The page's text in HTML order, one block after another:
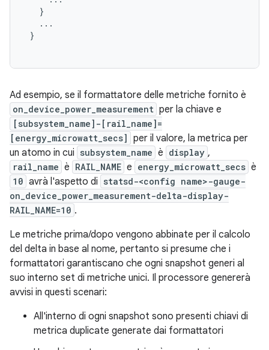
   }
   ...
}
Ad esempio, se il formattatore delle metriche fornito è
on_device_power_measurement per la chiave e
[subsystem_name]-[rail_name]=
[energy_microwatt_secs] per il valore, la metrica per
un atomo in cui subsystem_name è display ,
rail_name è RAIL_NAME e energy_microwatt_secs è
10 avrà l'aspetto di statsd-<config name>-gauge-
on_device_power_measurement-delta-display-
RAIL_NAME=10 .
Le metriche prima/dopo vengono abbinate per il calcolo
del delta in base al nome, pertanto si presume che i
formattatori garantiscano che ogni snapshot generi al
suo interno set di metriche unici. Il processore genererà
avvisi in questi scenari:
All'interno di ogni snapshot sono presenti chiavi di
metrica duplicate generate dai formattatori